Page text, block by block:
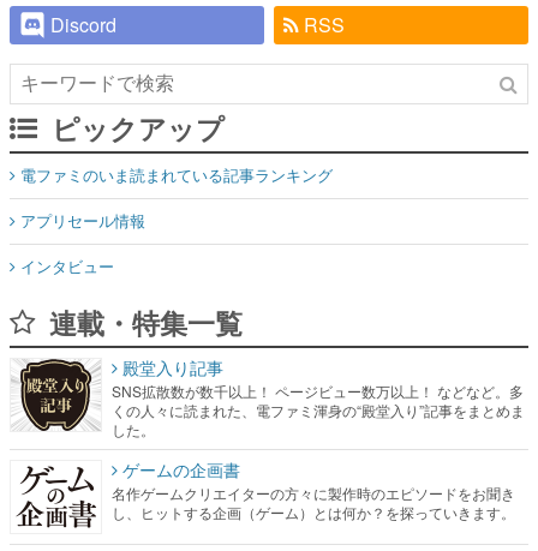
Discord
RSS
ピックアップ
電ファミのいま読まれている記事ランキング
アプリセール情報
インタビュー
連載・特集一覧
殿堂入り記事
SNS拡散数が数千以上！ ページビュー数万以上！ などなど。多
くの人々に読まれた、電ファミ渾身の“殿堂入り”記事をまとめま
した。
ゲームの企画書
名作ゲームクリエイターの方々に製作時のエピソードをお聞き
し、ヒットする企画（ゲーム）とは何か？を探っていきます。